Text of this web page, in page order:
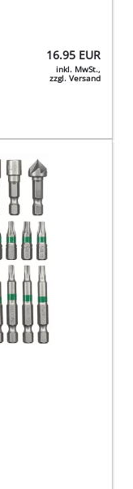
16.95 EUR
inkl. MwSt.,
zzgl. Versand